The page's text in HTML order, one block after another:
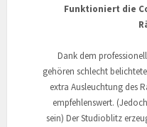
Funktioniert die
Dank dem
gehören schlecht
extra Ausleuchtung des
empfehlenswert.
sein) Der Studioblitz